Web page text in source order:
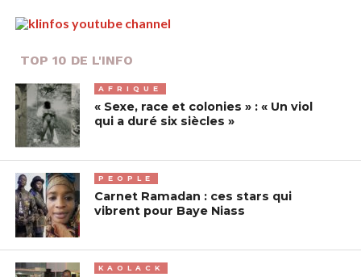
TOP 10 DE L'INFO
AFRIQUE
« Sexe, race et colonies » : « Un viol
qui a duré six siècles »
PEOPLE
Carnet Ramadan : ces stars qui
vibrent pour Baye Niass
KAOLACK